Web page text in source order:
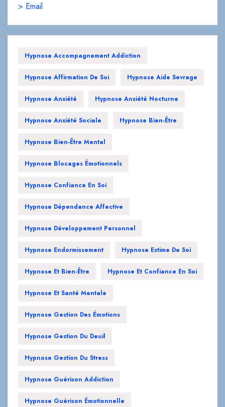
> Email
Hypnose Accompagnement Addiction
Hypnose Affirmation De Soi Hypnose Aide Sevrage
Hypnose Anxiété Hypnose Anxiété Nocturne
Hypnose Anxiété Sociale Hypnose Bien-Être
Hypnose Bien-Être Mental
Hypnose Blocages Émotionnels
Hypnose Confiance En Soi
Hypnose Dépendance Affective
Hypnose Développement Personnel
Hypnose Endormissement Hypnose Estime De Soi
Hypnose Et Bien-Être Hypnose Et Confiance En Soi
Hypnose Et Santé Mentale
Hypnose Gestion Des Émotions
Hypnose Gestion Du Deuil
Hypnose Gestion Du Stress
Hypnose Guérison Addiction
Hypnose Guérison Émotionnelle